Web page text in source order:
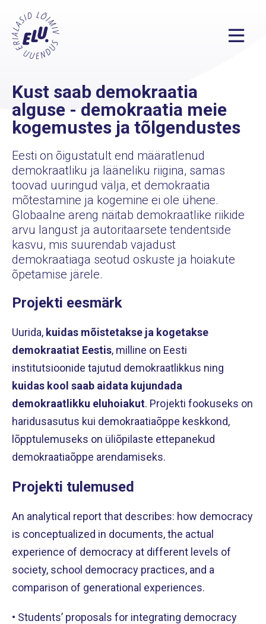
Kust saab demokraatia
alguse - demokraatia meie
kogemustes ja tõlgendustes
Eesti on õigustatult end määratlenud
demokraatliku ja lääneliku riigina, samas
toovad uuringud välja, et demokraatia
mõtestamine ja kogemine ei ole ühene.
Globaalne areng näitab demokraatlike riikide
arvu langust ja autoritaarsete tendentside
kasvu, mis suurendab vajadust
demokraatiaga seotud oskuste ja hoiakute
õpetamise järele.
Projekti eesmärk
Uurida, kuidas mõistetakse ja kogetakse
demokraatiat Eestis, milline on Eesti
institutsioonide tajutud demokraatlikkus ning
kuidas kool saab aidata kujundada
demokraatlikku eluhoiakut. Projekti fookuseks on
haridusasutus kui demokraatiaõppe keskkond,
lõpptulemuseks on üliõpilaste ettepanekud
demokraatiaõppe arendamiseks.
Projekti tulemused
An analytical report that describes: how democracy
is conceptualized in documents, the actual
experience of democracy at different levels of
society, school democracy practices, and a
comparison of generational experiences.
• Students’ proposals for integrating democracy